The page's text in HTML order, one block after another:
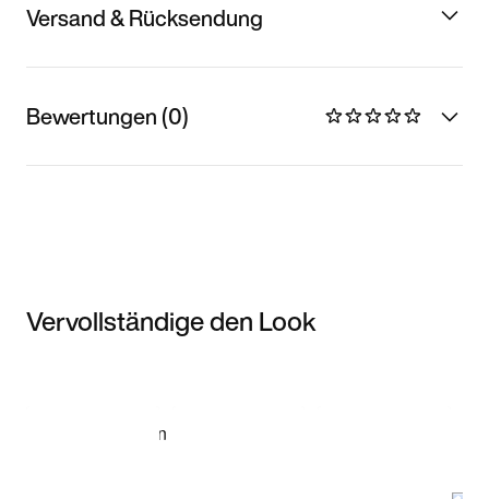
Versand & Rücksendung
Bewertungen (0)
Vervollständige den Look
Modell anzeigen